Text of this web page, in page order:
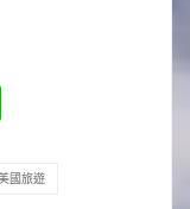
Line
國旅遊